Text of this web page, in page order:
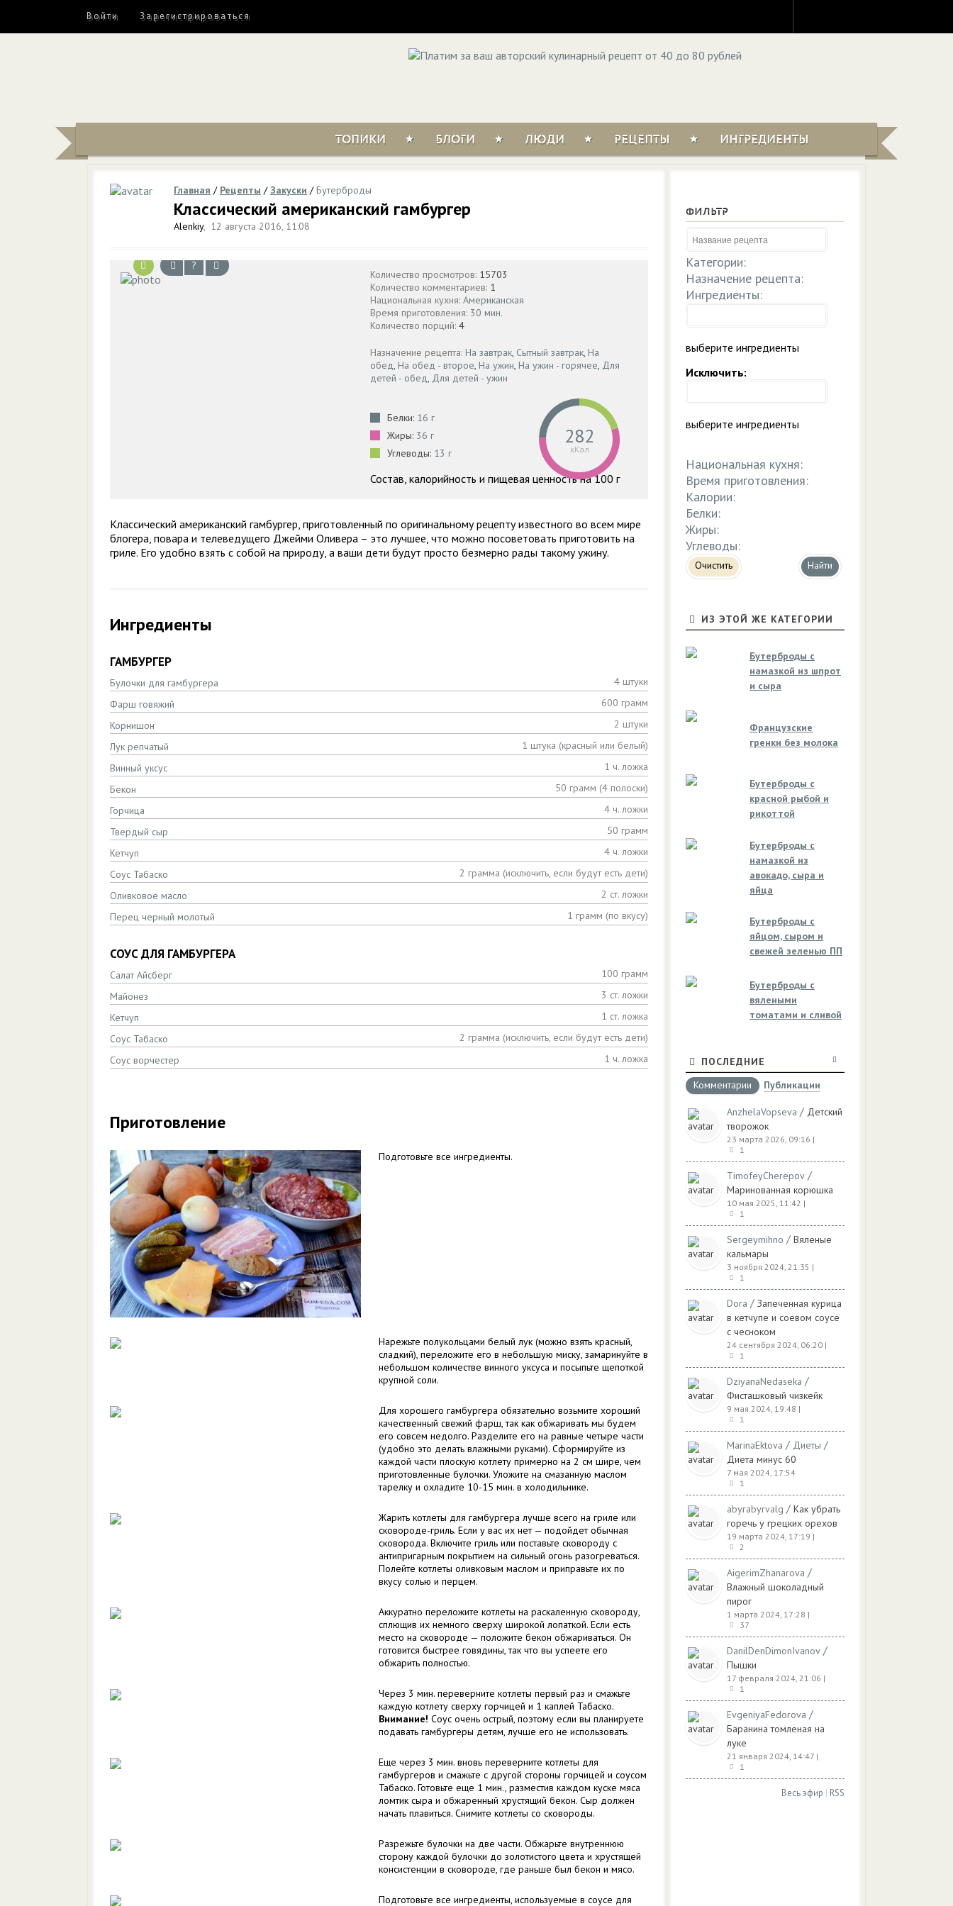
Войти Зарегистрироваться
ТОПИКИ БЛОГИ ЛЮДИ РЕЦЕПТЫ ИНГРЕДИЕНТЫ
Главная / Рецепты /Закуски /Бутерброды
Классический американский гамбургер
Alenkiy, 12 августа 2016, 11:08
?
Количество просмотров: 15703
Количество комментариев: 1
Национальная кухня: Американская
Время приготовления: 30 мин.
Количество порций: 4
Назначение рецепта: На завтрак, Сытный завтрак, На
обед, На обед - второе, На ужин, На ужин - горячее, Для
детей - обед, Для детей - ужин
Белки: 16 г
Жиры: 36 г
Углеводы: 13 г
282
кКал
Состав, калорийность и пищевая ценность на 100 г
Классический американский гамбургер, приготовленный по оригинальному рецепту известного во всем мире
блогера, повара и телеведущего Джейми Оливера – это лучшее, что можно посоветовать приготовить на
гриле. Его удобно взять с собой на природу, а ваши дети будут просто безмерно рады такому ужину.
Ингредиенты
ГАМБУРГЕР
Булочки для гамбургера
4 штуки
Фарш говяжий
600 грамм
Корнишон
2 штуки
Лук репчатый
1 штука (красный или белый)
Винный уксус
1 ч. ложка
Бекон
50 грамм (4 полоски)
Горчица
4 ч. ложки
Твердый сыр
50 грамм
Кетчуп
4 ч. ложки
Соус Табаско
2 грамма (исключить, если будут есть дети)
Оливковое масло
2 ст. ложки
Перец черный молотый
1 грамм (по вкусу)
СОУС ДЛЯ ГАМБУРГЕРА
Салат Айсберг
100 грамм
Майонез
3 ст. ложки
Кетчуп
1 ст. ложка
Соус Табаско
2 грамма (исключить, если будут есть дети)
Соус ворчестер
1 ч. ложка
Приготовление
Подготовьте все ингредиенты.
Нарежьте полукольцами белый лук (можно взять красный,
сладкий), переложите его в небольшую миску, замаринуйте в
небольшом количестве винного уксуса и посыпьте щепоткой
крупной соли.
Для хорошего гамбургера обязательно возьмите хороший
качественный свежий фарш, так как обжаривать мы будем
его совсем недолго. Разделите его на равные четыре части
(удобно это делать влажными руками). Сформируйте из
каждой части плоскую котлету примерно на 2 см шире, чем
приготовленные булочки. Уложите на смазанную маслом
тарелку и охладите 10-15 мин. в холодильнике.
Жарить котлеты для гамбургера лучше всего на гриле или
сковороде-гриль. Если у вас их нет — подойдет обычная
сковорода. Включите гриль или поставьте сковороду с
антипригарным покрытием на сильный огонь разогреваться.
Полейте котлеты оливковым маслом и приправьте их по
вкусу солью и перцем.
Аккуратно переложите котлеты на раскаленную сковороду,
сплющив их немного сверху широкой лопаткой. Если есть
место на сковороде — положите бекон обжариваться. Он
готовится быстрее говядины, так что вы успеете его
обжарить полностью.
Через 3 мин. переверните котлеты первый раз и смажьте
каждую котлету сверху горчицей и 1 каплей Табаско.
Внимание! Соус очень острый, поэтому если вы планируете
подавать гамбургеры детям, лучше его не использовать.
Еще через 3 мин. вновь переверните котлеты для
гамбургеров и смажьте с другой стороны горчицей и соусом
Табаско. Готовьте еще 1 мин., разместив каждом куске мяса
ломтик сыра и обжаренный хрустящий бекон. Сыр должен
начать плавиться. Снимите котлеты со сковороды.
Разрежьте булочки на две части. Обжарьте внутреннюю
сторону каждой булочки до золотистого цвета и хрустящей
консистенции в сковороде, где раньше был бекон и мясо.
Подготовьте все ингредиенты, используемые в соусе для
ФИЛЬТР
Категории:
Назначение рецепта:
Ингредиенты:
выберите ингредиенты
Исключить:
выберите ингредиенты
Национальная кухня:
Время приготовления:
Калории:
Белки:
Жиры:
Углеводы:
Очистить
ИЗ ЭТОЙ ЖЕ КАТЕГОРИИ
Бутерброды с
намазкой из шпрот
и сыра
Французские
гренки без молока
Бутерброды с
красной рыбой и
рикоттой
Бутерброды с
намазкой из
авокадо, сыра и
яйца
Бутерброды с
яйцом, сыром и
свежей зеленью ПП
Бутерброды с
вялеными
томатами и сливой
ПОСЛЕДНИЕ
Комментарии
Публикации
AnzhelaVopseva / Детский
творожок
23 марта 2026, 09:16 |
1
TimofeyCherepov /
Маринованная корюшка
10 мая 2025, 11:42 |
1
Sergeymihno / Вяленые
кальмары
3 ноября 2024, 21:35 |
1
Dora / Запеченная курица
в кетчупе и соевом соусе
с чесноком
24 сентября 2024, 06:20 |
1
DziyanaNedaseka /
Фисташковый чизкейк
9 мая 2024, 19:48 |
1
MarinaEktova / Диеты /
Диета минус 60
7 мая 2024, 17:54
1
abyrabyrvalg / Как убрать
горечь у грецких орехов
19 марта 2024, 17:19 |
2
AigerimZhanarova /
Влажный шоколадный
пирог
1 марта 2024, 17:28 |
37
DanilDenDimonIvanov /
Пышки
17 февраля 2024, 21:06 |
1
EvgeniyaFedorova /
Баранина томленая на
луке
21 января 2024, 14:47 |
1
Весь эфир | RSS